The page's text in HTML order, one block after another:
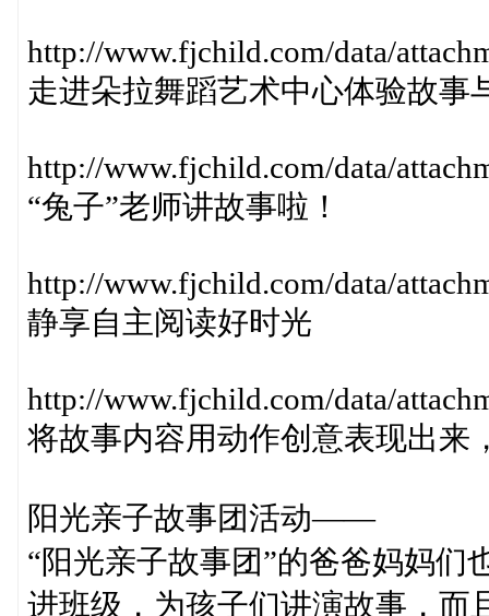
http://www.fjchild.com/data/
走进朵拉舞蹈艺术中心体验故事
http://www.fjchild.com/data/
“兔子”老师讲故事啦！
http://www.fjchild.com/data/
静享自主阅读好时光
http://www.fjchild.com/data/
将故事内容用动作创意表现出来
阳光亲子故事团活动——
“阳光亲子故事团”的爸爸妈妈们
进班级，为孩子们讲演故事，而